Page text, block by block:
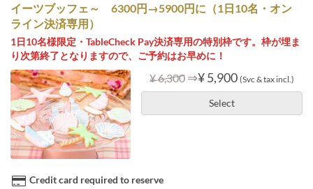
イーツブッフェ～ 6300円→5900円に（1日10名・オン
ライン決済専用）
1日10名様限定・TableCheck Pay決済専用の特別枠です。枠が埋ま
り次第終了となりますので、ご予約はお早めに！
¥ 6,300 ⇒¥ 5,900 (Svc & tax incl.)
Select
Credit card required to reserve